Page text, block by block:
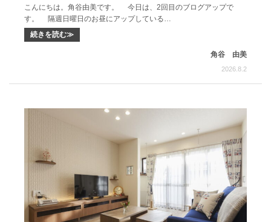
こんにちは。角谷由美です。 今日は、2回目のブログアップで
す。 隔週日曜日のお昼にアップしている…
続きを読む≫
角谷 由美
2026.8.2